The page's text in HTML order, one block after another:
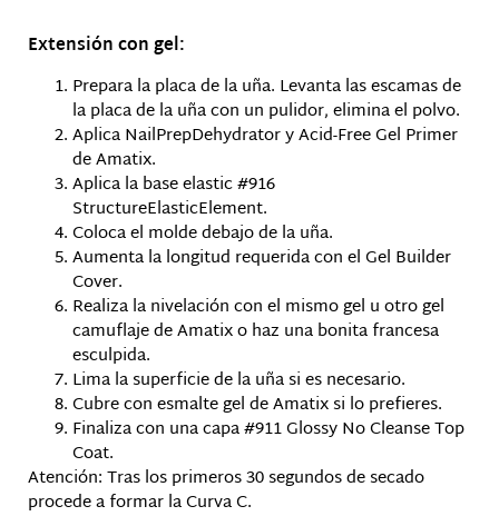
Extensión con gel:
Prepara la placa de la uña. Levanta las escamas de
la placa de la uña con un pulidor, elimina el polvo.
Aplica NailPrepDehydrator y Acid-Free Gel Primer
de Amatix.
Aplica la base elastic #916
StructureElasticElement.
Coloca el molde debajo de la uña.
Aumenta la longitud requerida con el Gel Builder
Cover.
Realiza la nivelación con el mismo gel u otro gel
camuflaje de Amatix o haz una bonita francesa
esculpida.
Lima la superficie de la uña si es necesario.
Cubre con esmalte gel de Amatix si lo prefieres.
Finaliza con una capa #911 Glossy No Cleanse Top
Coat.
Atención: Tras los primeros 30 segundos de secado
procede a formar la Curva C.